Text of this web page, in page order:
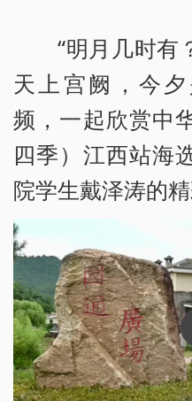
“明月几时有
天上宫阙，今
频，一起欣赏中
四季）江西站海
院学生戴泽涛的精